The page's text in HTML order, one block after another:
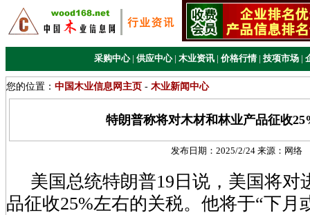
采购中心 | 供应中心 | 木业资讯 | 价格行情 | 技项市场 |
您的位置： 中国木业信息网主页 - 木业新闻中心
特朗普称将对木材和林业产品征收
发布日期：2025/2/24 来源： 网络
美国总统特朗普19日说，美国将对
品征收25%左右的关税。他将于“下月